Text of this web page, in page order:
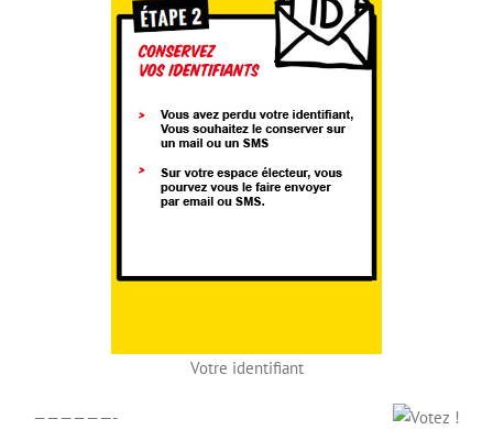
Votre identifiant
——————-